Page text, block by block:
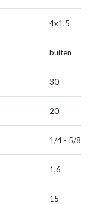
4x1,5
buiten
30
20
1/4 - 5/8
1,6
15